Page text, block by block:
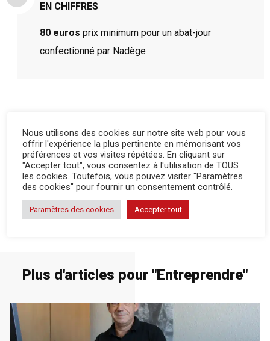
EN CHIFFRES
80 eurosprix minimum pour un abat-jour
confectionné par Nadège
ARTICLE PRÉCÉDENT
Des cosmétiques aux saveurs du Périgord
ARTICLE SUIVANT
Plus d'articles pour "Entreprendre"
Nous utilisons des cookies sur notre site web pour vous
offrir l'expérience la plus pertinente en mémorisant vos
préférences et vos visites répétées. En cliquant sur
"Accepter tout", vous consentez à l'utilisation de TOUS
les cookies. Toutefois, vous pouvez visiter "Paramètres
des cookies" pour fournir un consentement contrôlé.
Paramètres des cookies Accepter tout